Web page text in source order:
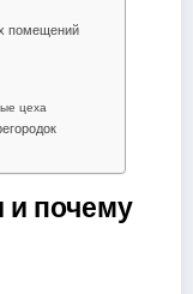
помещений
цеха
и почему